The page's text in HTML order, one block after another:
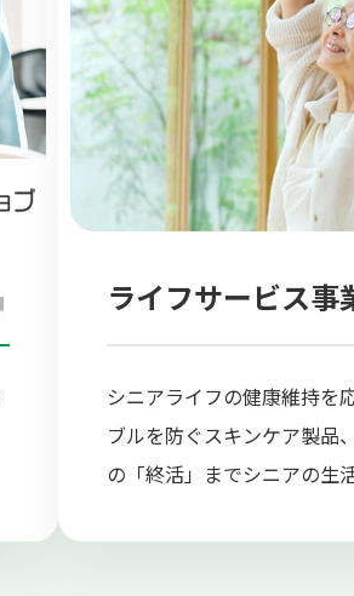
ライフサービス事
シニアライフの健康維持を
ブルを防ぐスキンケア製品
の「終活」までシニアの生